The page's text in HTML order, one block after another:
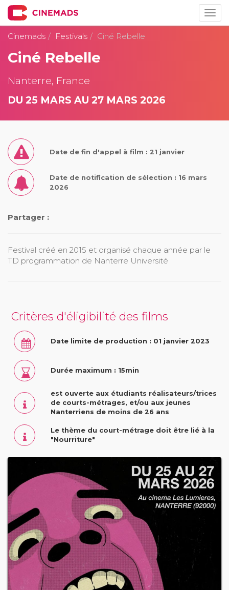
Cinemads
Festivals Ciné Rebelle
Ciné Rebelle
Nanterre, France
DU 25 MARS AU 27 MARS 2026
Date de fin d'appel à film : 21 janvier
Date de notification de sélection : 16 mars
2026
Partager :
Festival créé en 2015 et organisé chaque année par le
TD programmation de Nanterre Université
Critères d'éligibilité des films
Date limite de production : 01 janvier 2023
Durée maximum : 15min
est ouverte aux étudiants réalisateurs/trices
de courts-métrages, et/ou aux jeunes
Nanterriens de moins de 26 ans
Le thème du court-métrage doit être lié à la
"Nourriture"